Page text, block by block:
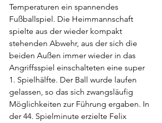
Temperaturen ein spannendes
Fußballspiel. Die Heimmannschaft
spielte aus der wieder kompakt
stehenden Abwehr, aus der sich die
beiden Außen immer wieder in das
Angriffsspiel einschalteten eine super
1. Spielhälfte. Der Ball wurde laufen
gelassen, so das sich zwangsläufig
Möglichkeiten zur Führung ergaben. In
der 44. Spielminute erzielte Felix